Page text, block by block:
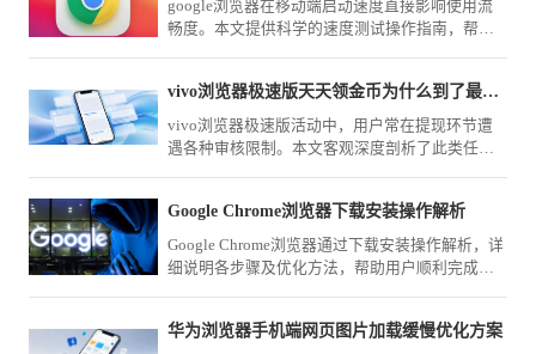
google浏览器在移动端启动速度直接影响使用流
畅度。本文提供科学的速度测试操作指南，帮助
vivo浏览器极速版天天领金币为什么到了最终提现总翻车
vivo浏览器极速版活动中，用户常在提现环节遭
遇各种审核限制。本文客观深度剖析了此类任务
Google Chrome浏览器下载安装操作解析
Google Chrome浏览器通过下载安装操作解析，详
细说明各步骤及优化方法，帮助用户顺利完成安
华为浏览器手机端网页图片加载缓慢优化方案